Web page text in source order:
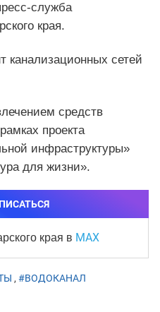
служба
края.
канализационных сетей
средств
проекта
инфраструктуры»
для жизни».
края в MAX
, #ВОДОКАНАЛ